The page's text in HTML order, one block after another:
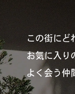
この街にど
お気に入り
よく会う仲